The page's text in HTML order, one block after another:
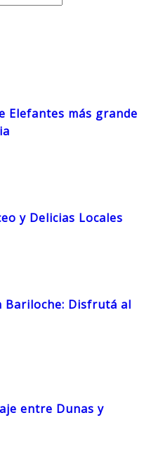
Elefantes más grande
y Delicias Locales
Bariloche: Disfrutá al
entre Dunas y